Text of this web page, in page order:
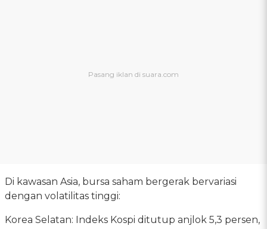
Di kawasan Asia, bursa saham bergerak bervariasi
dengan volatilitas tinggi:
Korea Selatan: Indeks Kospi ditutup anjlok 5,3 persen,